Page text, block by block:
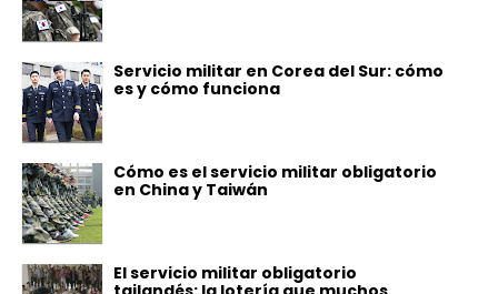
Servicio militar en Corea del Sur: cómo
es y cómo funciona
Cómo es el servicio militar obligatorio
en China y Taiwán
El servicio militar obligatorio